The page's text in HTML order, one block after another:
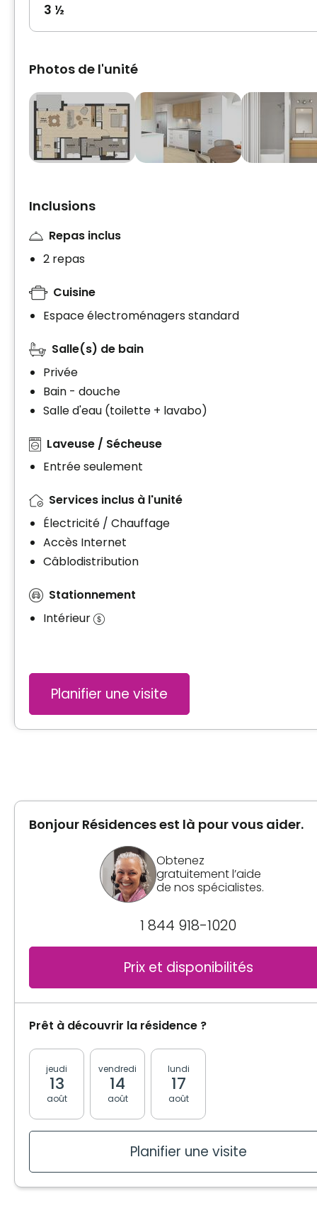
3 ½
Photos de l'unité
Inclusions
Repas inclus
2 repas
Cuisine
Espace électroménagers standard
Salle(s) de bain
Privée
Bain - douche
Salle d'eau (toilette + lavabo)
Laveuse / Sécheuse
Entrée seulement
Services inclus à l'unité
Électricité / Chauffage
Accès Internet
Câblodistribution
Stationnement
Intérieur
Planifier une visite
Bonjour Résidences est là pour vous aider.
Obtenez
gratuitement l’aide
de nos spécialistes.
1 844 918-1020
Prix et disponibilités
Prêt à découvrir la résidence ?
jeudi
13
août
vendredi
14
août
lundi
17
août
Planifier une visite